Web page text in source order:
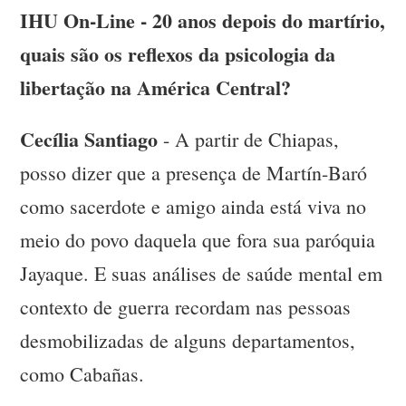
IHU On-Line - 20 anos depois do martírio,
quais são os reflexos da psicologia da
libertação na América Central?
Cecília Santiago - A partir de Chiapas,
posso dizer que a presença de Martín-Baró
como sacerdote e amigo ainda está viva no
meio do povo daquela que fora sua paróquia
Jayaque. E suas análises de saúde mental em
contexto de guerra recordam nas pessoas
desmobilizadas de alguns departamentos,
como Cabañas.